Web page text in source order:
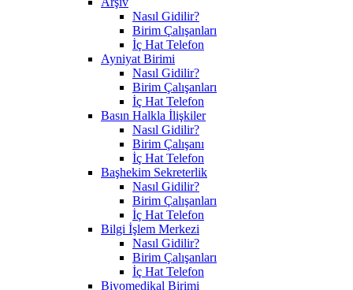
Nasıl Gidilir?
Birim Çalışanları
İç Hat Telefon
Ayniyat Birimi
Nasıl Gidilir?
Birim Çalışanları
İç Hat Telefon
Basın Halkla İlişkiler
Nasıl Gidilir?
Birim Çalışanı
İç Hat Telefon
Başhekim Sekreterlik
Nasıl Gidilir?
Birim Çalışanları
İç Hat Telefon
Bilgi İşlem Merkezi
Nasıl Gidilir?
Birim Çalışanları
İç Hat Telefon
Biyomedikal Birimi